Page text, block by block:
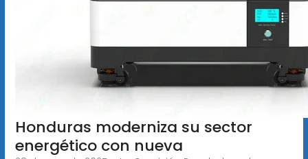
Honduras moderniza su sector
energético con nueva